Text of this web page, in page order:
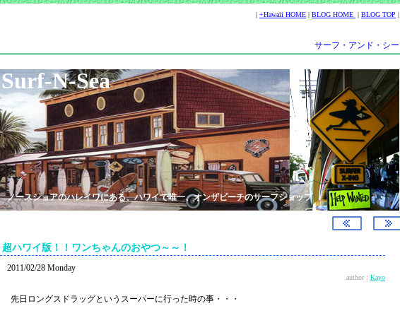
| +Hawaii HOME | BLOG HOME | BLOG TOP |
サーフ・アンド・シー
Surf-N-Sea
ノースショアのハレイワにある、ハワイで唯一、オンザビーチのサーフショップ
超ハワイ版！！ワンちゃんのおやつ～～！
2011/02/28 Monday
author : Kayo
先日ロングスドラッグというスーパーに行った時の事・・・